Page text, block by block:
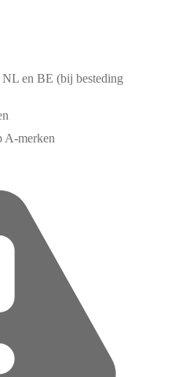
en BE (bij besteding
A-merken